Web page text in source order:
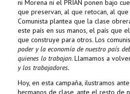
ni Morena ni el PRIAN ponen bajo
que preservan, al que retocan, al
Comunista plantea que la clase
este país en sus manos, el país que
que construye para otros. Los
poder y la economía de nuestro país
quienes lo trabajan. Llamamos a
y los trabajadores.
Hoy, en esta campaña, ilustramos
hermanos de clase, ante el resto de